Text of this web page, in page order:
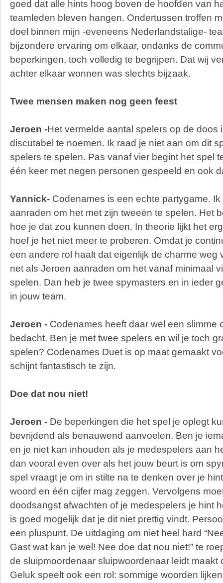
goed dat alle hints hoog boven de hoofden van
teamleden bleven hangen. Ondertussen troffen
doel binnen mijn -eveneens Nederlandstalige-
bijzondere ervaring om elkaar, ondanks de
beperkingen, toch volledig te begrijpen. Dat wij
achter elkaar wonnen was slechts bijzaak.
Twee mensen maken nog geen feest
Jeroen -Het vermelde aantal spelers op de doos
discutabel te noemen. Ik raad je niet aan om dit
spelers te spelen. Pas vanaf vier begint het spel
één keer met negen personen gespeeld en ook
Yannick- Codenames is een echte partygame.
aanraden om het met zijn tweeën te spelen. Het
hoe je dat zou kunnen doen. In theorie lijkt het
hoef je het niet meer te proberen. Omdat je
een andere rol haalt dat eigenlijk de charme weg
net als Jeroen aanraden om het vanaf minimaal
spelen. Dan heb je twee spymasters en in ieder
in jouw team.
Jeroen - Codenames heeft daar wel een slimme
bedacht. Ben je met twee spelers en wil je toch
spelen? Codenames Duet is op maat gemaakt
schijnt fantastisch te zijn.
Doe dat nou niet!
Jeroen - De beperkingen die het spel je oplegt
bevrijdend als benauwend aanvoelen. Ben je
en je niet kan inhouden als je medespelers aan
dan vooral even over als het jouw beurt is om
spel vraagt je om in stilte na te denken over je
woord en één cijfer mag zeggen. Vervolgens
doodsangst afwachten of je medespelers je hint
is goed mogelijk dat je dit niet prettig vindt.
een pluspunt. De uitdaging om niet heel hard
Gast wat kan je wel! Nee doe dat nou niet!” te
de sluipmoordenaar sluipwoordenaar leidt maakt
Geluk speelt ook een rol: sommige woorden